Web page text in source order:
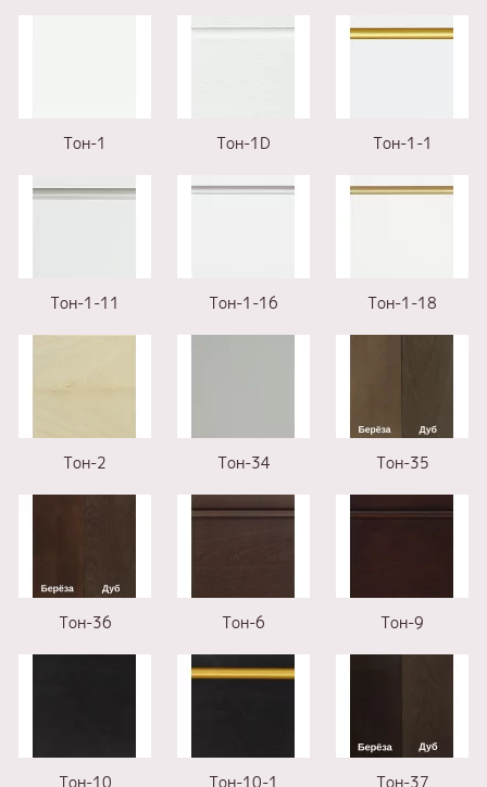
Тон-1 Тон-1D Тон-1-1
Тон-1-11 Тон-1-16 Тон-1-18
Тон-2 Тон-34 Тон-35
Тон-36 Тон-6 Тон-9
Тон-10 Тон-10-1 Тон-37